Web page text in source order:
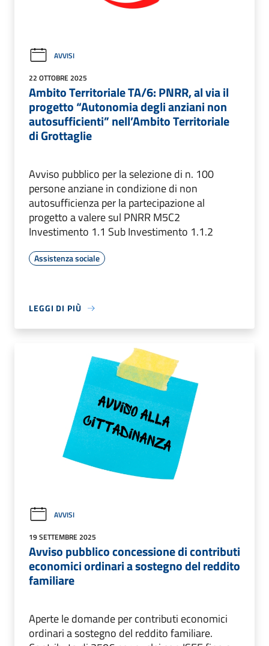
AVVISI
22 OTTOBRE 2025
Ambito Territoriale TA/6: PNRR, al via il
progetto “Autonomia degli anziani non
autosufficienti” nell’Ambito Territoriale
di Grottaglie
Avviso pubblico per la selezione di n. 100
persone anziane in condizione di non
autosufficienza per la partecipazione al
progetto a valere sul PNRR M5C2
Investimento 1.1 Sub Investimento 1.1.2
Assistenza sociale
LEGGI DI PIÙ
AVVISI
19 SETTEMBRE 2025
Avviso pubblico concessione di contributi
economici ordinari a sostegno del reddito
familiare
Aperte le domande per contributi economici
ordinari a sostegno del reddito familiare.